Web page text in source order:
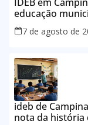
educação
7 de agosto de
ideb de
nota da história